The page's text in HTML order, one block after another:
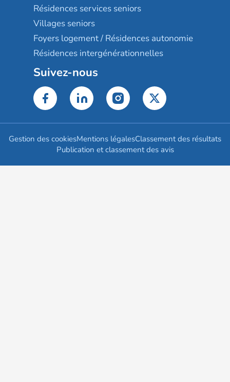
Résidences services seniors
Villages seniors
Foyers logement / Résidences autonomie
Résidences intergénérationnelles
Suivez-nous
Gestion des cookiesMentions légalesClassement des résultats
Publication et classement des avis